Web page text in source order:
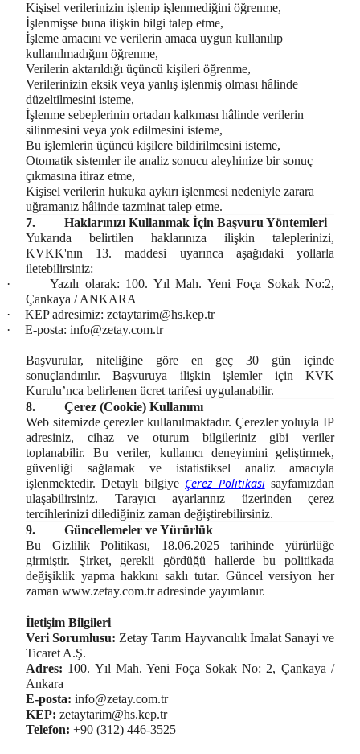
Kişisel verilerinizin işlenip işlenmediğini öğrenme,
İşlenmişse buna ilişkin bilgi talep etme,
İşleme amacını ve verilerin amaca uygun kullanılıp
kullanılmadığını öğrenme,
Verilerin aktarıldığı üçüncü kişileri öğrenme,
Verilerinizin eksik veya yanlış işlenmiş olması hâlinde
düzeltilmesini isteme,
İşlenme sebeplerinin ortadan kalkması hâlinde verilerin
silinmesini veya yok edilmesini isteme,
Bu işlemlerin üçüncü kişilere bildirilmesini isteme,
Otomatik sistemler ile analiz sonucu aleyhinize bir sonuç
çıkmasına itiraz etme,
Kişisel verilerin hukuka aykırı işlenmesi nedeniyle zarara
uğramanız hâlinde tazminat talep etme.
7.
Haklarınızı Kullanmak İçin Başvuru Yöntemleri
Yukarıda belirtilen haklarınıza ilişkin taleplerinizi,
KVKK'nın 13. maddesi uyarınca aşağıdaki yollarla
iletebilirsiniz:
·
Yazılı olarak: 100. Yıl Mah. Yeni Foça Sokak No:2,
Çankaya / ANKARA
·
KEP adresimiz: zetaytarim@hs.kep.tr
·
E-posta: info@zetay.com.tr
Başvurular, niteliğine göre en geç 30 gün içinde
sonuçlandırılır. Başvuruya ilişkin işlemler için KVK
Kurulu’nca belirlenen ücret tarifesi uygulanabilir.
8.
Çerez (Cookie) Kullanımı
Web sitemizde çerezler kullanılmaktadır. Çerezler yoluyla IP
adresiniz, cihaz ve oturum bilgileriniz gibi veriler
toplanabilir. Bu veriler, kullanıcı deneyimini geliştirmek,
güvenliği sağlamak ve istatistiksel analiz amacıyla
işlenmektedir. Detaylı bilgiye Çerez Politikası sayfamızdan
ulaşabilirsiniz. Tarayıcı ayarlarınız üzerinden çerez
tercihlerinizi dilediğiniz zaman değiştirebilirsiniz.
9.
Güncellemeler ve Yürürlük
Bu Gizlilik Politikası, 18.06.2025 tarihinde yürürlüğe
girmiştir. Şirket, gerekli gördüğü hallerde bu politikada
değişiklik yapma hakkını saklı tutar. Güncel versiyon her
zaman www.zetay.com.tradresinde yayımlanır.
İletişim Bilgileri
Veri Sorumlusu: Zetay Tarım Hayvancılık İmalat Sanayi ve
Ticaret A.Ş.
Adres: 100. Yıl Mah. Yeni Foça Sokak No: 2, Çankaya /
Ankara
E-posta: info@zetay.com.tr
KEP: zetaytarim@hs.kep.tr
Telefon: +90 (312) 446-3525